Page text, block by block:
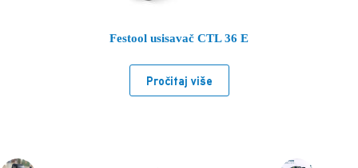
Festool usisavač CTL 36 E
Pročitaj više